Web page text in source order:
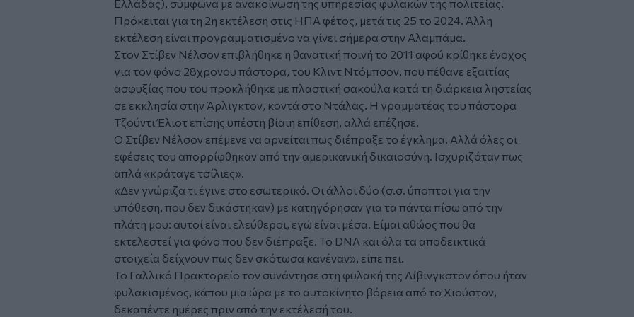
Ελλάδας), σύμφωνα με ανακοίνωση της υπηρεσίας φυλακών της πολιτείας.
Πρόκειται για τη 2η εκτέλεση στις ΗΠΑ φέτος, μετά τις 25 το 2024. Άλλη
εκτέλεση είναι προγραμματισμένο να γίνει σήμερα στην Αλαμπάμα.
Στον Στίβεν Νέλσον επιβλήθηκε η θανατική ποινή το 2011 αφού κρίθηκε ένοχος
για τον φόνο 28χρονου πάστορα, του Κλιντ Ντόμπσον, που πέθανε εξαιτίας
ασφυξίας που του προκλήθηκε με πλαστική σακούλα κατά τη διάρκεια ληστείας
σε εκκλησία στην Άρλιγκτον, κοντά στο Ντάλας. Η γραμματέας του πάστορα
Τζούντι Έλιοτ επίσης υπέστη βίαιη επίθεση, αλλά επέζησε.
Ο Στίβεν Νέλσον επέμενε να αρνείται πως διέπραξε το έγκλημα. Αλλά όλες οι
εφέσεις του απορρίφθηκαν από την αμερικανική δικαιοσύνη. Ισχυριζόταν πως
απλά «κράταγε τσίλιες».
«Δεν γνώριζα τι έγινε στο εσωτερικό. Οι άλλοι δύο (σ.σ. ύποπτοι για την
υπόθεση, που δεν δικάστηκαν) με κατηγόρησαν για τα πάντα πίσω από την
πλάτη μου: αυτοί είναι ελεύθεροι, εγώ είναι μέσα. Είμαι αθώος που θα
εκτελεστεί για φόνο που δεν διέπραξε. Το DNA και όλα τα αποδεικτικά
στοιχεία δείχνουν πως δεν σκότωσα κανέναν», είπε πει.
Το Γαλλικό Πρακτορείο τον συνάντησε στη φυλακή της Λίβινγκστον όπου ήταν
φυλακισμένος, κάπου μια ώρα με το αυτοκίνητο βόρεια από το Χιούστον,
δεκαπέντε ημέρες πριν από την εκτέλεσή του.